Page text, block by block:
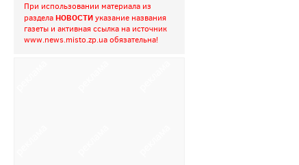
При использовании материала из
разделаНОВОСТИуказание названия
газеты и активная ссылка на источник
www.news.misto.zp.uaобязательна!